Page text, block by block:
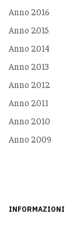
Anno 2016
Anno 2015
Anno 2014
Anno 2013
Anno 2012
Anno 2011
Anno 2010
Anno 2009
INFORMAZIONI